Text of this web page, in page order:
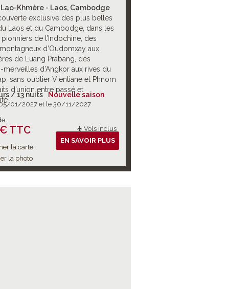
Khmère - Laos, Cambodge
exclusive des plus belles
Laos et du Cambodge, dans les
de l’Indochine, des
d’Oudomxay aux
de Luang Prabang, des
d’Angkor aux rives du
sans oublier Vientiane et Phnom
d’union entre passé et
/ 13 nuits Nouvelle saison
01/2027 et le 30/11/2027
TTC Vols inclus
la carte
la photo
EN SAVOIR PLUS